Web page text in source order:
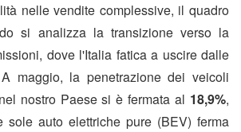
nelle vendite complessive, il quadro
si analizza la transizione verso la
dove l'Italia fatica a uscire dalle
maggio, la penetrazione dei veicoli
nostro Paese si è fermata al 18,9%,
sole auto elettriche pure (BEV) ferma